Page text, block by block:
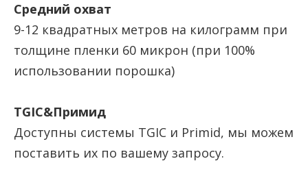
Средний охват
9-12 квадратных метров на килограмм при
толщине пленки 60 микрон (при 100%
использовании порошка)
TGIC&Примид
Доступны системы TGIC и Primid, мы можем
поставить их по вашему запросу.